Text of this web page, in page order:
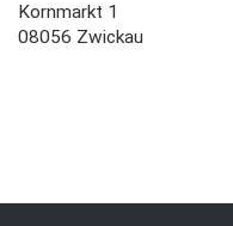
Kornmarkt 1
08056 Zwickau